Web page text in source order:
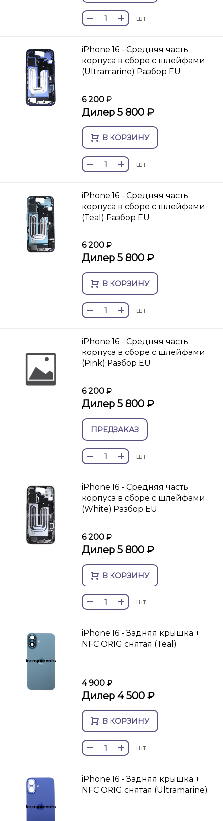
шт
iPhone 16 - Средняя часть
корпуса в сборе с шлейфами
(Ultramarine) Разбор EU
6 200 ₽
Дилер 5 800 ₽
В КОРЗИНУ
шт
iPhone 16 - Средняя часть
корпуса в сборе с шлейфами
(Teal) Разбор EU
6 200 ₽
Дилер 5 800 ₽
В КОРЗИНУ
шт
iPhone 16 - Средняя часть
корпуса в сборе с шлейфами
(Pink) Разбор EU
6 200 ₽
Дилер 5 800 ₽
ПРЕДЗАКАЗ
шт
iPhone 16 - Средняя часть
корпуса в сборе с шлейфами
(White) Разбор EU
6 200 ₽
Дилер 5 800 ₽
В КОРЗИНУ
шт
iPhone 16 - Задняя крышка +
NFC ORIG снятая (Teal)
4 900 ₽
Дилер 4 500 ₽
В КОРЗИНУ
шт
iPhone 16 - Задняя крышка +
NFC ORIG снятая (Ultramarine)